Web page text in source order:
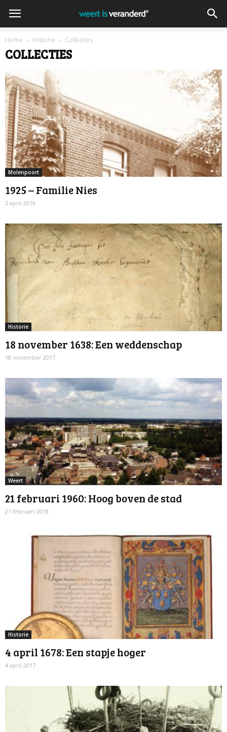
Home Historie Collecties
COLLECTIES
Molenpoort
1925 – Familie Nies
3 april 2019
Historie
18 november 1638: Een weddenschap
18 november 2017
Weert
21 februari 1960: Hoog boven de stad
21 februari 2018
Historie
4 april 1678: Een stapje hoger
4 april 2017